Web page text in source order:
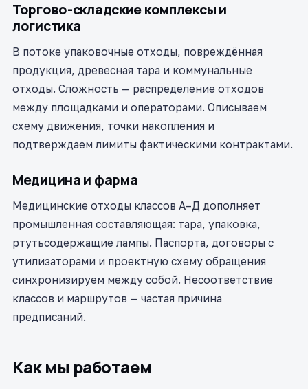
Торгово-складские комплексы и
логистика
В потоке упаковочные отходы, повреждённая
продукция, древесная тара и коммунальные
отходы. Сложность — распределение отходов
между площадками и операторами. Описываем
схему движения, точки накопления и
подтверждаем лимиты фактическими контрактами.
Медицина и фарма
Медицинские отходы классов А–Д дополняет
промышленная составляющая: тара, упаковка,
ртутьсодержащие лампы. Паспорта, договоры с
утилизаторами и проектную схему обращения
синхронизируем между собой. Несоответствие
классов и маршрутов — частая причина
предписаний.
Как мы работаем